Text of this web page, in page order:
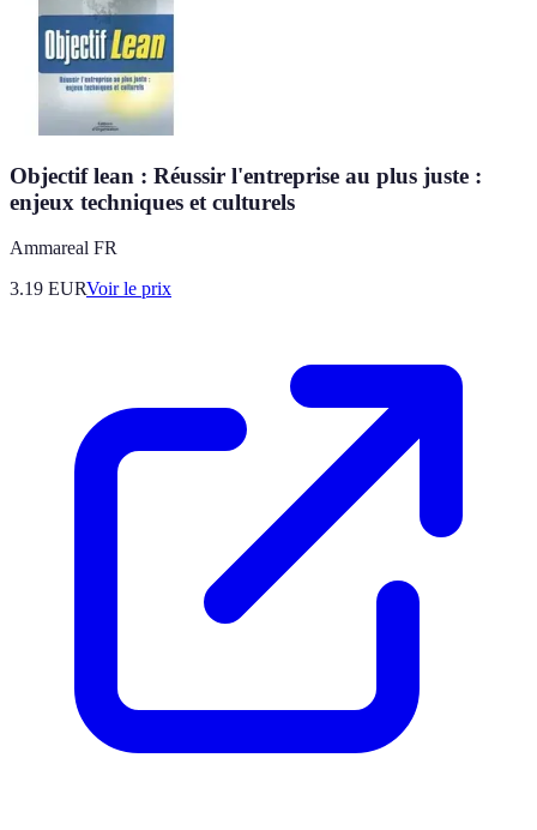
Objectif lean : Réussir l'entreprise au plus juste :
enjeux techniques et culturels
Ammareal FR
3.19 EURVoir le prix